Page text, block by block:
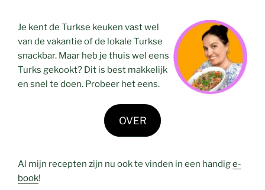
Je kent de Turkse keuken vast wel
van de vakantie of de lokale Turkse
snackbar. Maar heb je thuis wel eens
Turks gekookt? Dit is best makkelijk
en snel te doen. Probeer het eens.
OVER
Al mijn recepten zijn nu ook te vinden in een handige-
book!